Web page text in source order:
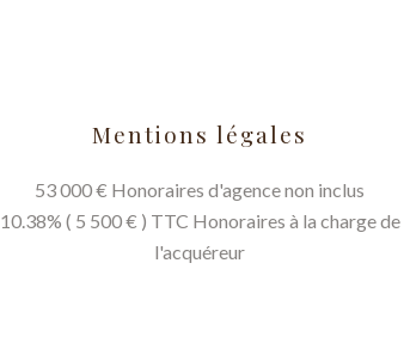
Mentions légales
53 000 € Honoraires d'agence non inclus
10.38% ( 5 500 € ) TTC Honoraires à la charge de
l'acquéreur